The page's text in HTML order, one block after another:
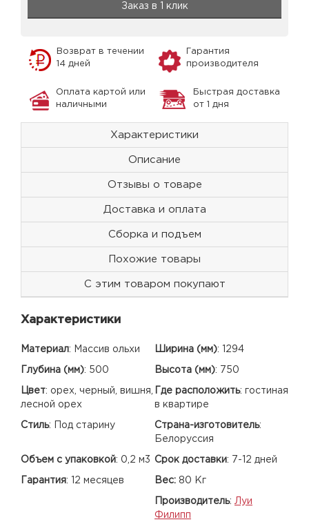
Заказ в 1 клик
Возврат в течении
14 дней
Гарантия
производителя
Оплата картой или
наличными
Быстрая доставка
от 1 дня
Характеристики
Описание
Отзывы о товаре
Доставка и оплата
Сборка и подъем
Похожие товары
С этим товаром покупают
Характеристики
Материал: Массив ольхи Ширина (мм): 1294
Глубина (мм): 500 Высота (мм): 750
Цвет: орех, черный, вишня,
лесной орех
Где расположить: гостиная
в квартире
Стиль: Под старину Страна-изготовитель:
Белоруссия
Объем с упаковкой: 0,2 м3 Срок доставки: 7-12 дней
Гарантия: 12 месяцев Вес: 80 Кг
Производитель: Луи
Филипп